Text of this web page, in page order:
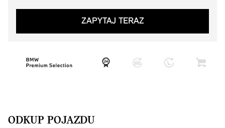
ZAPYTAJ TERAZ
ODKUP POJAZDU